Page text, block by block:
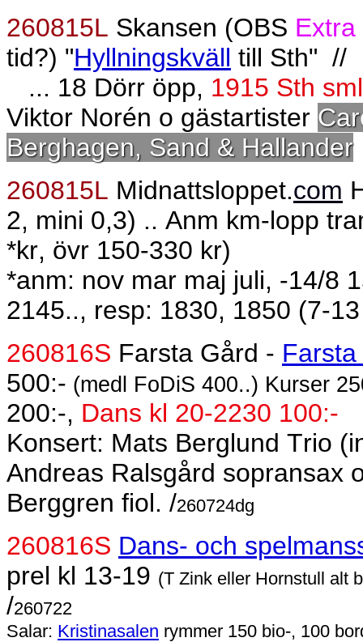
260815L Skansen (OBS Extra
tid?) "Hyllningskväll till Sth" //
... 18 Dörr öpp, 1915 Sth
Viktor Norén o gästartister
Berghagen, Sand & Hallander
260815L Midnattsloppet.com
2, mini 0,3) .. Anm km-lopp
*kr, övr 150-330 kr)
*anm: nov mar maj juli, -14/8
2145.., resp: 1830, 1850 (7-
260816S Farsta Gård -
500:- (medl FoDiS 400..) Kurser
200:-, Dans kl 20-2230 100:-
Konsert: Mats Berglund Trio
Andreas Ralsgård sopransax
Berggren fiol. /260724dg
260816S Dans- och
prel kl 13-19 (T Zink eller Hornstull alt
/260722
Salar: Kristinasalen rymmer 150 bio-, 100